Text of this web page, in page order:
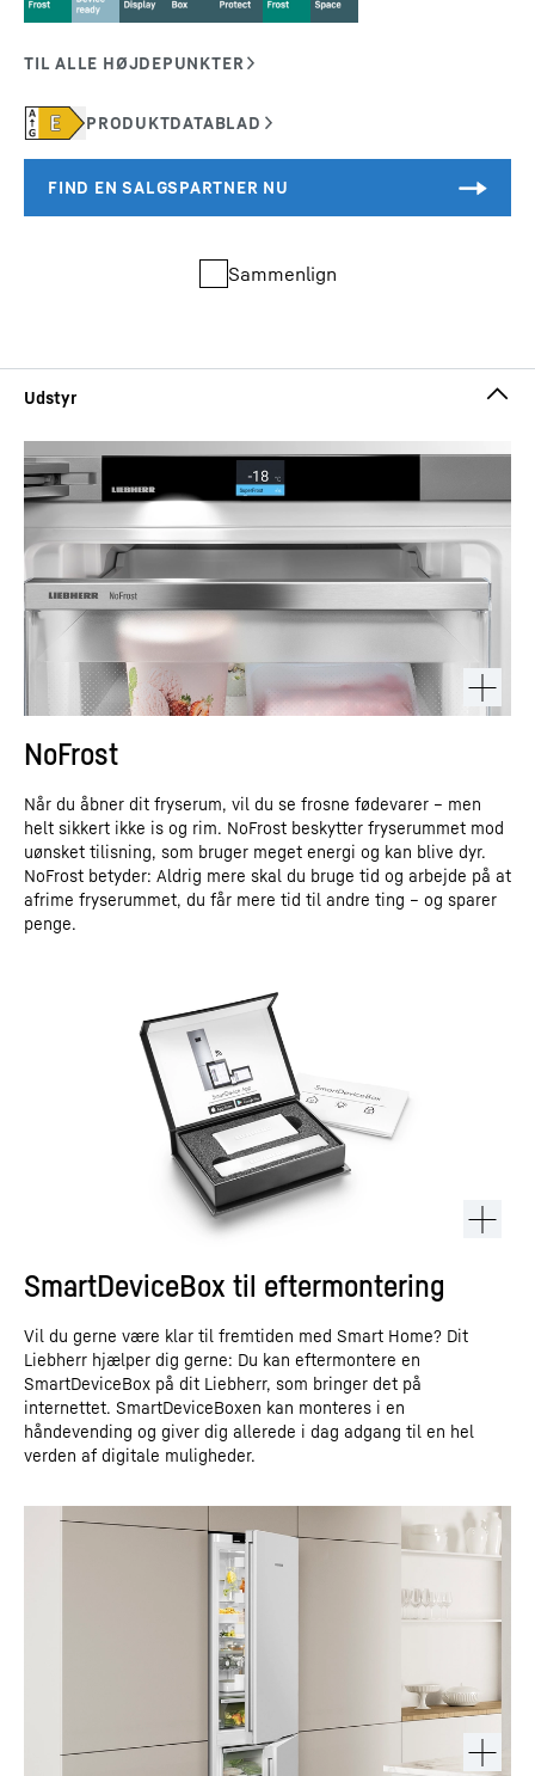
Sammenlign
NoFrost
Når du åbner dit fryserum, vil du se frosne fødevarer – men
helt sikkert ikke is og rim. NoFrost beskytter fryserummet mod
uønsket tilisning, som bruger meget energi og kan blive dyr.
NoFrost betyder: Aldrig mere skal du bruge tid og arbejde på at
afrime fryserummet, du får mere tid til andre ting – og sparer
penge.
SmartDeviceBox til eftermontering
Vil du gerne være klar til fremtiden med Smart Home? Dit
Liebherr hjælper dig gerne: Du kan eftermontere en
SmartDeviceBox på dit Liebherr, som bringer det på
internettet. SmartDeviceBoxen kan monteres i en
håndevending og giver dig allerede i dag adgang til en hel
verden af digitale muligheder.